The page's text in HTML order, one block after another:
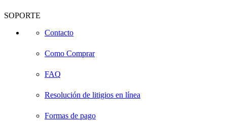
SOPORTE
Contacto
Como Comprar
FAQ
Resolución de litigios en línea
Formas de pago